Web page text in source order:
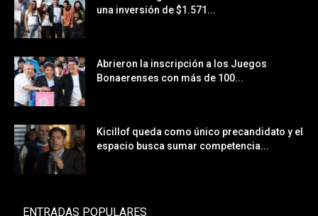
una inversión de $1.571...
Abrieron la inscripción a los Juegos
Bonaerenses con más de 100...
Kicillof queda como único precandidato y el
espacio busca sumar competencia...
ENTRADAS POPULARES